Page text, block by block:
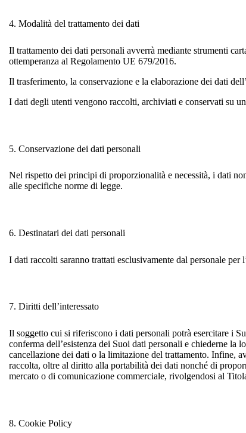
4. Modalità del trattamento dei dati
Il trattamento dei dati personali avverrà mediante strumenti
ottemperanza al Regolamento UE 679/2016.
Il trasferimento, la conservazione e la elaborazione dei dati
I dati degli utenti vengono raccolti, archiviati e conservati su
5. Conservazione dei dati personali
Nel rispetto dei principi di proporzionalità e necessità, i dati
alle specifiche norme di legge.
6. Destinatari dei dati personali
I dati raccolti saranno trattati esclusivamente dal personale
7. Diritti dell’interessato
Il soggetto cui si riferiscono i dati personali potrà esercitare i
conferma dell’esistenza dei Suoi dati personali e chiederne
cancellazione dei dati o la limitazione del trattamento. Infine,
raccolta, oltre al diritto alla portabilità dei dati nonché di
mercato o di comunicazione commerciale, rivolgendosi al
8. Cookie Policy